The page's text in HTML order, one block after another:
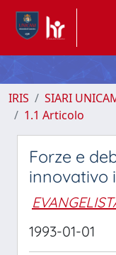
IRIS SIARI
1.1 Articolo
Forze e
innovativo
1993-01-01